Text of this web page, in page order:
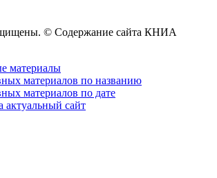
© Содержание сайта КНИА
материалы
материалов по названию
материалов по дате
актуальный сайт